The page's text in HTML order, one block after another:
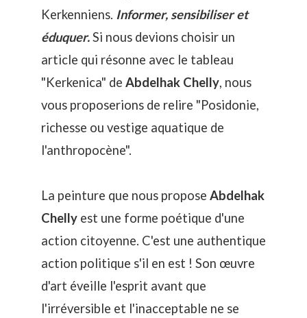
Kerkenniens. Informer, sensibiliser et
éduquer.Si nous devions choisir un
article qui résonne avec le tableau
"Kerkenica" de Abdelhak Chelly, nous
vous proposerions de relire "Posidonie,
richesse ou vestige aquatique de
l'anthropocène".
La peinture que nous propose Abdelhak
Chelly est une forme poétique d'une
action citoyenne. C'est une authentique
action politique s'il en est ! Son œuvre
d'art éveille l'esprit avant que
l'irréversible et l'inacceptable ne se